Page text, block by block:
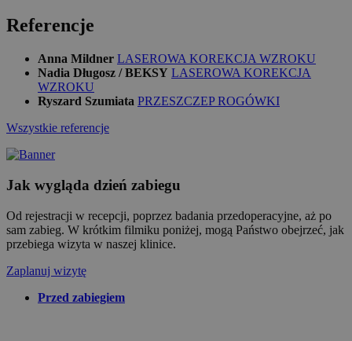
Referencje
Anna Mildner LASEROWA KOREKCJA WZROKU
Nadia Długosz / BEKSY LASEROWA KOREKCJA
WZROKU
Ryszard Szumiata PRZESZCZEP ROGÓWKI
Wszystkie referencje
Jak wygląda dzień zabiegu
Od rejestracji w recepcji, poprzez badania przedoperacyjne, aż po
sam zabieg. W krótkim filmiku poniżej, mogą Państwo obejrzeć, jak
przebiega wizyta w naszej klinice.
Zaplanuj wizytę
Przed zabiegiem